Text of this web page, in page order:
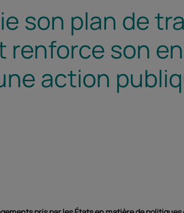
son plan de
renforce son
action